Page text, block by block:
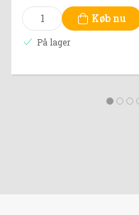
Køb nu
På lager